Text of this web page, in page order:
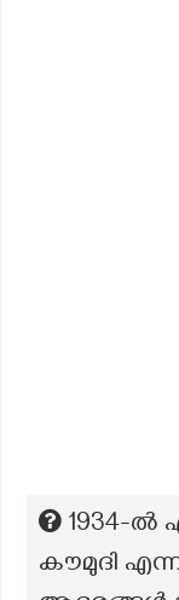
1934-
കൗമുദി